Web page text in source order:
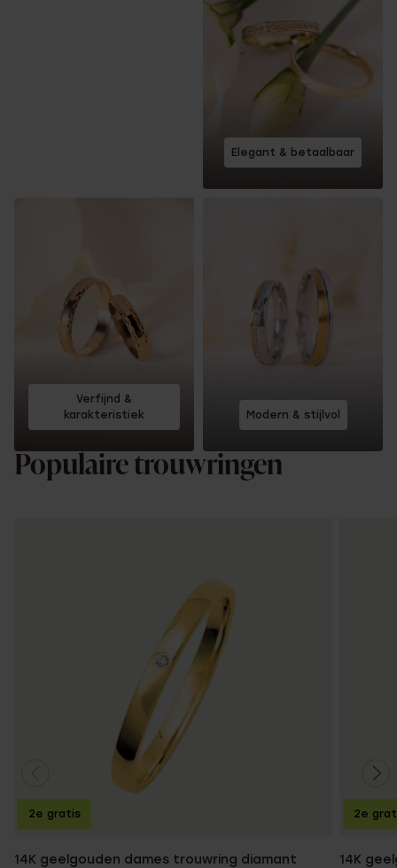
Elegant & betaalbaar
Verfijnd &
karakteristiek
Modern & stijlvol
Populaire trouwringen
14K geelgouden dames trouwring diamant
2e gratis
14K
2e